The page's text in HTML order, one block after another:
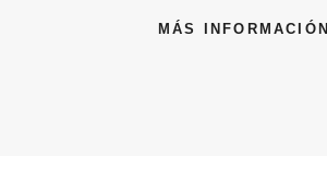
MÁS INFORMACIÓN